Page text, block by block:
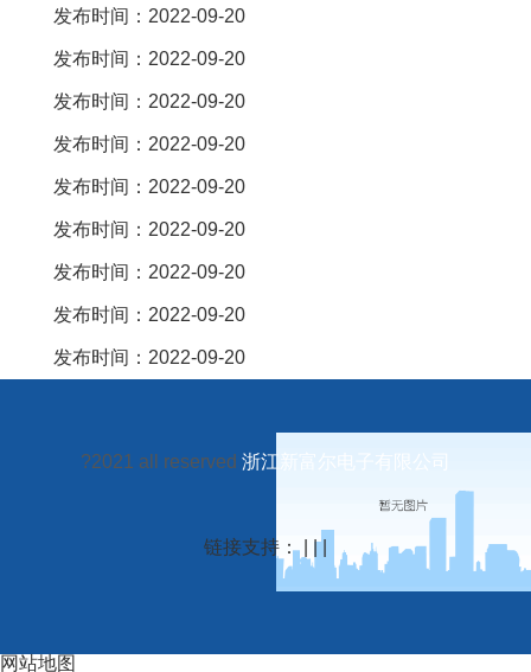
断处或孤立不通的电路之
发布时间：2022-09-20
发布时间：2022-09-20
发布时间：2022-09-20
发布时间：2022-09-20
发布时间：2022-09-20
发布时间：2022-09-20
发布时间：2022-09-20
发布时间：2022-09-20
发布时间：2022-09-20
?2021 all reserved 浙江新富尔电子有限公司
链接支持： | | |
网站地图